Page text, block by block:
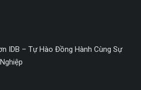
IDB – Tự Hào Đồng Hành Cùng Sự